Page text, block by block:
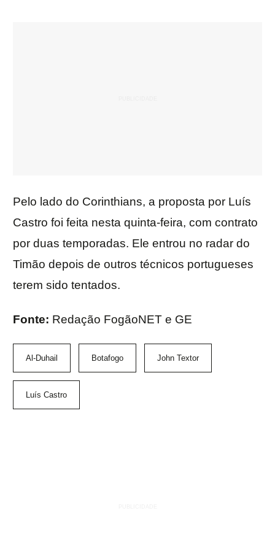
Pelo lado do Corinthians, a proposta por Luís
Castro foi feita nesta quinta-feira, com contrato
por duas temporadas. Ele entrou no radar do
Timão depois de outros técnicos portugueses
terem sido tentados.
Fonte: Redação FogãoNET e GE
Al-Duhail Botafogo John Textor
Luís Castro